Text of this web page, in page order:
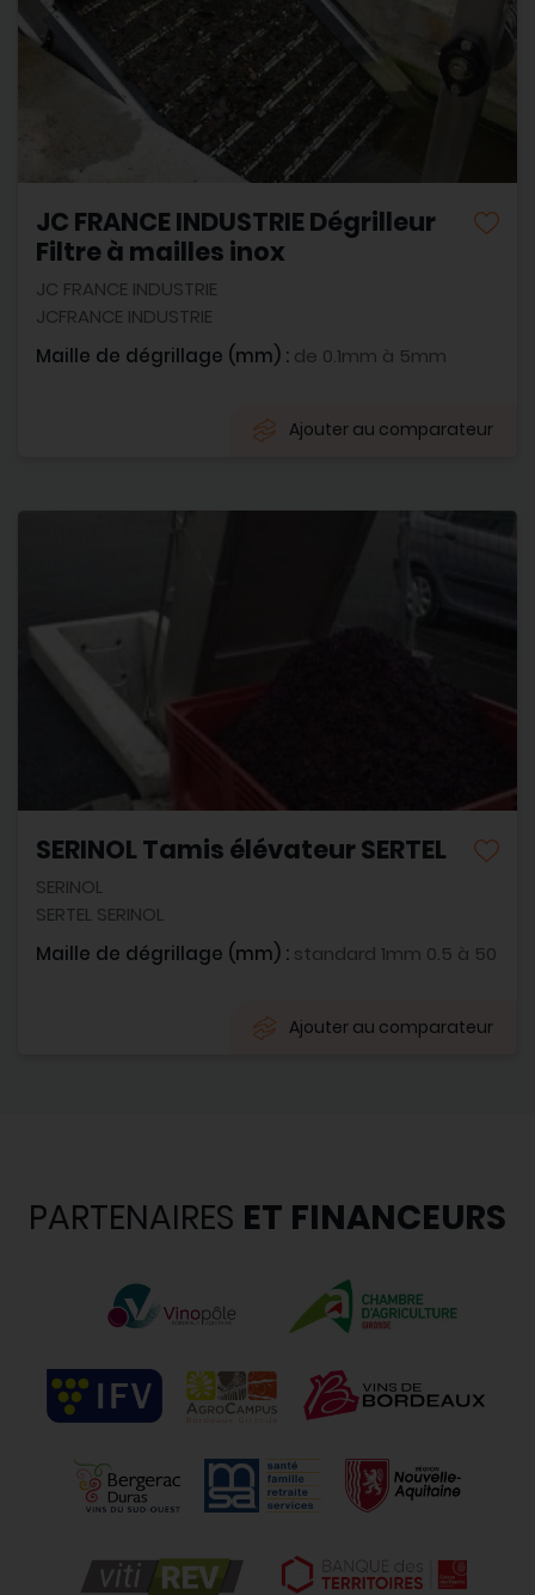
JC FRANCE INDUSTRIE Dégrilleur
Filtre à mailles inox
JC FRANCE INDUSTRIE
JCFRANCE INDUSTRIE
Maille de dégrillage (mm) : de 0.1mm à 5mm
Ajouter au comparateur
SERINOL Tamis élévateur SERTEL
SERINOL
SERTEL SERINOL
Maille de dégrillage (mm) : standard 1mm 0.5 à 50
Ajouter au comparateur
PARTENAIRES ET FINANCEURS